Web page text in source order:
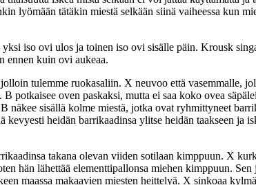
lyömään tätäkin miestä selkään siinä vaiheessa kun
iso ovi ulos ja toinen iso ovi sisälle päin. Krousk
ennen kuin ovi aukeaa.
tulemme ruokasaliin. X neuvoo että vasemmalle,
potkaisee oven paskaksi, mutta ei saa koko ovea
näkee sisällä kolme miestä, jotka ovat ryhmittyneet
heidän barrikaadinsa ylitse heidän taakseen ja
takana olevan viiden sotilaan kimppuun. X
hän lähettää elementtipallonsa miehen kimppuun.
maassa makaavien miesten heittelyä. X sinkoaa